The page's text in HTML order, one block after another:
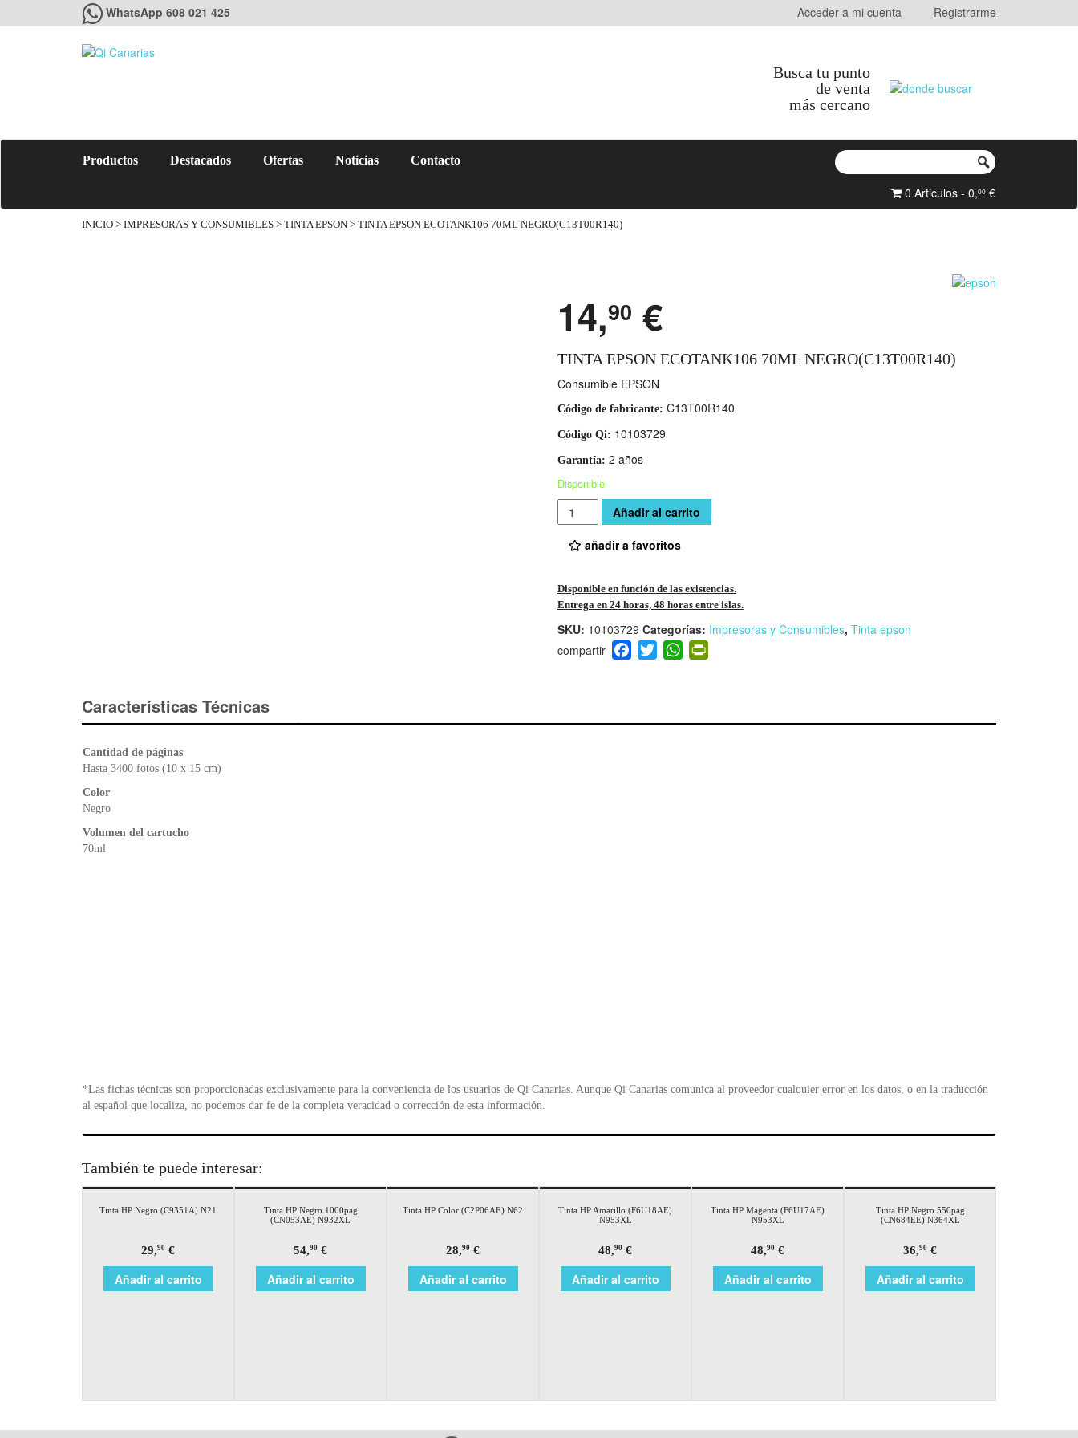
WhatsApp 608 021 425 Acceder a mi cuenta Registrarme
Busca tu punto
de venta
más cercano
Productos Destacados Ofertas Noticias Contacto
0 Articulos - 0,00 €
INICIO > IMPRESORAS Y CONSUMIBLES > TINTA EPSON > TINTA EPSON ECOTANK106 70ML NEGRO(C13T00R140)
14,90 €
TINTA EPSON ECOTANK106 70ML NEGRO(C13T00R140)
Consumible EPSON
Código de fabricante: C13T00R140
Código Qi: 10103729
Garantía: 2 años
Disponible
Cantidad Añadir al carrito
añadir a favoritos
Disponible en función de las existencias.
Entrega en 24 horas, 48 horas entre islas.
SKU: 10103729 Categorías: Impresoras y Consumibles, Tinta epson
F
a
b
T
wi
W
h
A
Pr
in
e
Características Técnicas
Cantidad de páginas
Hasta 3400 fotos (10 x 15 cm)
Color
Negro
Volumen del cartucho
70ml
*Las fichas técnicas son proporcionadas exclusivamente para la conveniencia de los usuarios de Qi Canarias. Aunque Qi Canarias comunica al proveedor cualquier error en los datos, o en la traducción
al español que localiza, no podemos dar fe de la completa veracidad o corrección de esta información.
También te puede interesar:
Tinta HP Negro (C9351A) N21
29,90 €
Añadir al carrito
Tinta HP Negro 1000pag
(CN053AE) N932XL
54,90 €
Añadir al carrito
Tinta HP Color (C2P06AE) N62
28,90 €
Añadir al carrito
Tinta HP Amarillo (F6U18AE)
N953XL
48,90 €
Añadir al carrito
Tinta HP Magenta (F6U17AE)
N953XL
48,90 €
Añadir al carrito
Tinta HP Negro 550pag
(CN684EE) N364XL
36,90 €
Añadir al carrito